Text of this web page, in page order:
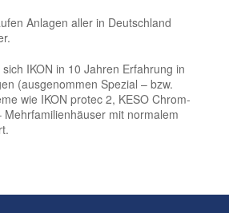
Anlagen aller in Deutschland
IKON in 10 Jahren Erfahrung in
(ausgenommen Spezial – bzw.
wie IKON protec 2, KESO Chrom-
Mehrfamilienhäuser mit normalem